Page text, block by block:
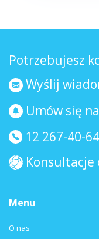
Potrzebujesz
Wyślij
Umów się
12 267-40-64
Konsultacje
Menu
O nas